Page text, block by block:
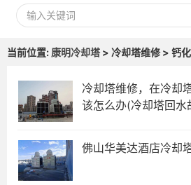
当前位置: 康明冷却塔> 冷却塔维修 > 钙化
冷却塔维修，在冷却
该怎么办(冷却塔回水
佛山华美达酒店冷却